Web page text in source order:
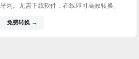
序列。无需下载软件，在线即可高效转换。
免费转换 →